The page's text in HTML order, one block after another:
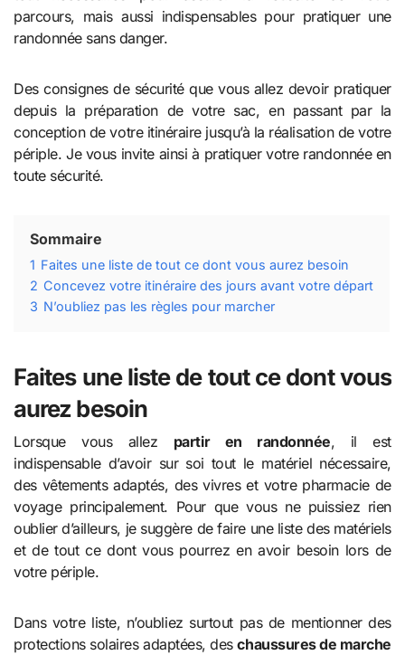
parcours, mais aussi indispensables pour pratiquer une
randonnée sans danger.
Des consignes de sécurité que vous allez devoir pratiquer
depuis la préparation de votre sac, en passant par la
conception de votre itinéraire jusqu’à la réalisation de votre
périple. Je vous invite ainsi à pratiquer votre randonnée en
toute sécurité.
Sommaire
1 Faites une liste de tout ce dont vous aurez besoin
2 Concevez votre itinéraire des jours avant votre départ
3 N’oubliez pas les règles pour marcher
Faites une liste de tout ce dont vous
aurez besoin
Lorsque vous allez partir en randonnée, il est
indispensable d’avoir sur soi tout le matériel nécessaire,
des vêtements adaptés, des vivres et votre pharmacie de
voyage principalement. Pour que vous ne puissiez rien
oublier d’ailleurs, je suggère de faire une liste des matériels
et de tout ce dont vous pourrez en avoir besoin lors de
votre périple.
Dans votre liste, n’oubliez surtout pas de mentionner des
protections solaires adaptées, deschaussures de marche